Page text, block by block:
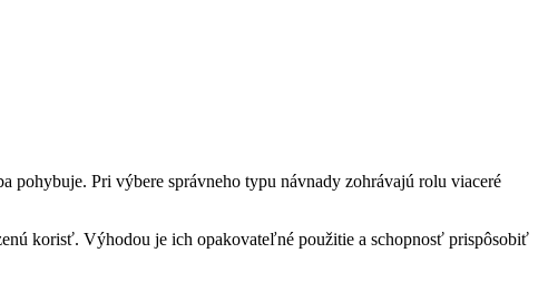
Pri výbere správneho typu návnady zohrávajú rolu viaceré
korisť. Výhodou je ich opakovateľné použitie a schopnosť prispôsobiť